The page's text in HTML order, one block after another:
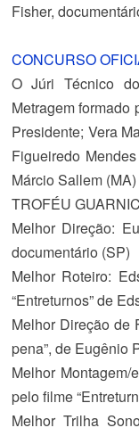
Fisher,
CONCURSO
O Júri Técnico
Metragem
Presidente; Vera
Figueiredo
Márcio Sallem
TROFÉU
Melhor Direção:
documentário (SP)
Melhor Roteiro:
“Entreturnos” de
Melhor Direção de
pena”, de Eugênio
Melhor Montagem/
pelo filme
Melhor Trilha